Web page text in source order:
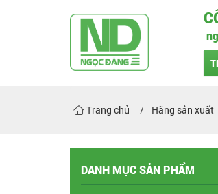
Trang chủ Hãng sản xuất
DANH MỤC SẢN PHẨM